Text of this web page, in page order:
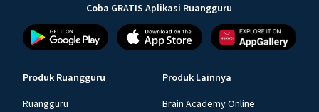
Coba GRATIS Aplikasi Ruangguru
Produk Ruangguru
Ruangguru
Produk Lainnya
Brain Academy Online